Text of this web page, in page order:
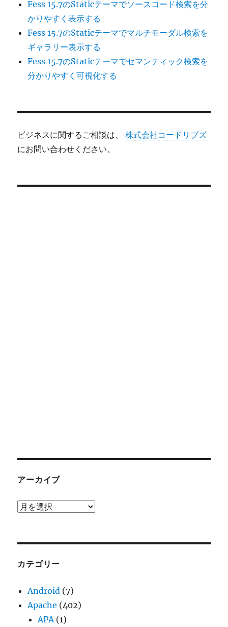
Fess 15.7のStaticテーマでソースコード検索を分
かりやすく表示する
Fess 15.7のStaticテーマでマルチモーダル検索を
ギャラリー表示する
Fess 15.7のStaticテーマでセマンティック検索を
分かりやすく可視化する
ビジネスに関するご相談は、株式会社コードリブズ
にお問い合わせください。
アーカイブ
ア
ブ
カテゴリー
Android (7)
Apache (402)
APA(1)